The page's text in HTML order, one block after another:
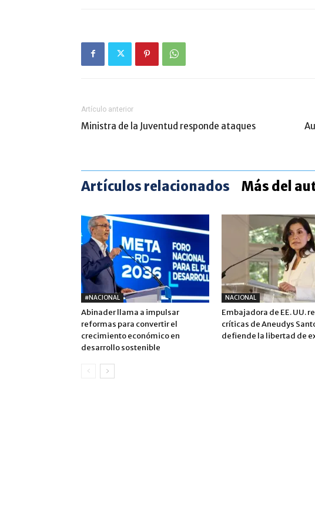
Artículo anterior
Ministra de la Juventud responde ataques
Artículos relacionados Más del
#NACIONAL
Abinader llama a impulsar
reformas para convertir el
crecimiento económico en
desarrollo sostenible
NACIONAL
Embajadora de EE. UU.
críticas de Aneudys
defiende la libertad de